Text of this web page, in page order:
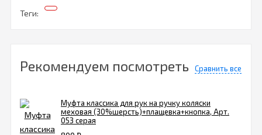
Теги:
Рекомендуем посмотреть Сравнить все
Муфта классика для рук на ручку коляски
меховая (30%шерсть)+плащевка+кнопка, Арт.
053 серая